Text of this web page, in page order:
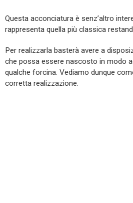
Questa acconciatura è senz’altro
rappresenta quella più classica
Per realizzarla basterà avere a
che possa essere nascosto in modo
qualche forcina. Vediamo dunque
corretta realizzazione.